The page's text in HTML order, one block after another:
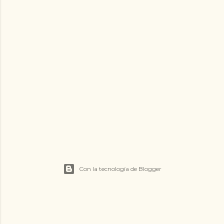
Con la tecnología de Blogger